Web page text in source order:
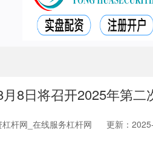
8日将召开2025年第二
杆网_在线服务杠杆网 更新：